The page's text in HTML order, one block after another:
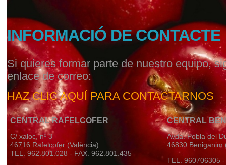
INFORMACIÓ DE CONTACTE
Si quieres formar parte de nuestro equipo,
enlace de correo:
HAZ CLIC AQUÍ PARA CONTACTARNOS
CENTRAL RAFELCOFER
C/ xaloc, nº 3
46716 Rafelcofer (València)
TEL. 962.801.028 - FAX. 962.801.435
CENTRAL
Avda. Pobla del
46830 Beniganim
TEL. 960706305